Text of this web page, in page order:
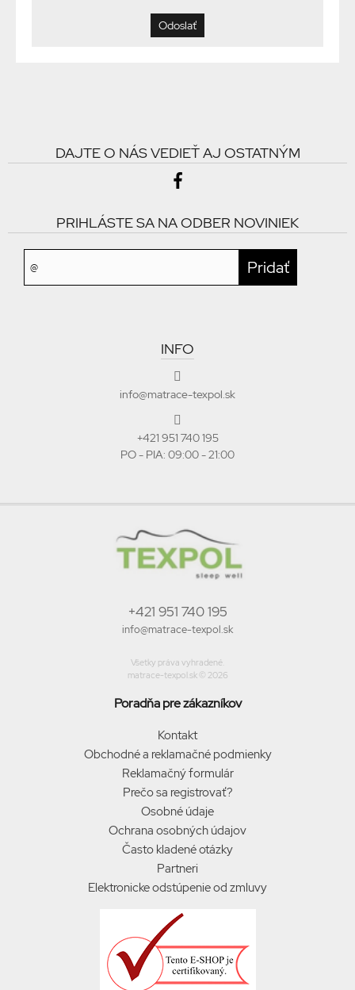
DAJTE O NÁS VEDIEŤ AJ OSTATNÝM
PRIHLÁSTE SA NA ODBER NOVINIEK
INFO
info@matrace-texpol.sk
+421 951 740 195
PO - PIA: 09:00 - 21:00
+421 951 740 195
info@matrace-texpol.sk
Všetky práva vyhradené.
matrace-texpol.sk © 2026
Poradňa pre zákazníkov
Kontakt
Obchodné a reklamačné podmienky
Reklamačný formulár
Prečo sa registrovať?
Osobné údaje
Ochrana osobných údajov
Často kladené otázky
Partneri
Elektronicke odstúpenie od zmluvy